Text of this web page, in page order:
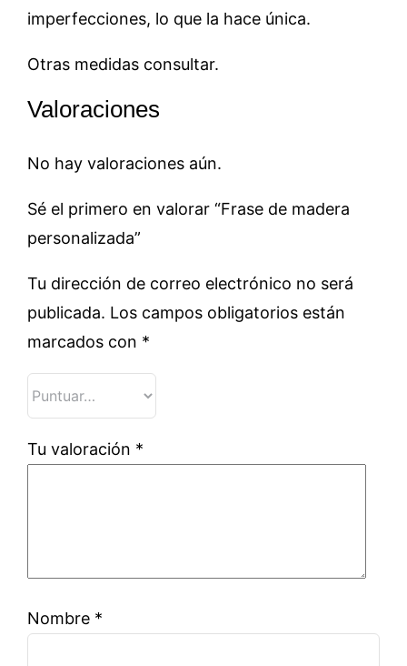
imperfecciones, lo que la hace única.
Otras medidas consultar.
Valoraciones
No hay valoraciones aún.
Sé el primero en valorar “Frase de madera
personalizada”
Tu dirección de correo electrónico no será
publicada. Los campos obligatorios están
marcados con *
Tu valoración *
Nombre *